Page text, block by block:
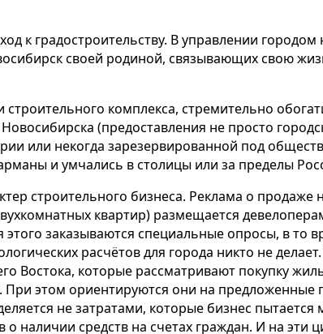
к градостроительству. В управлении
своей родиной, связывающих свою
строительного комплекса, стремительно
(предоставления не просто
или некогда зарезервированной под
и умчались в столицы или за пределы
строительного бизнеса. Реклама о
квартир) размещается
заказываются специальные опросы, в то
расчётов для города никто не
Востока, которые рассматривают покупку
этом ориентируются они на предложенные
не затратами, которые бизнес
наличии средств на счетах граждан. И на эти